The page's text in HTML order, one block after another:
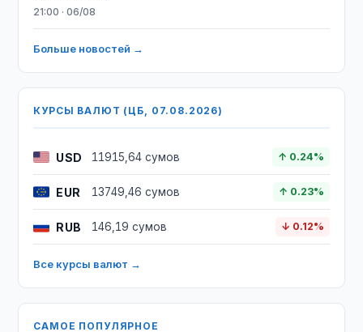
21:00 · 06/08
Больше новостей →
КУРСЫ ВАЛЮТ (ЦБ, 07.08.2026)
USD 11915,64 сумов ↑ 0.24%
EUR 13749,46 сумов ↑ 0.23%
RUB 146,19 сумов ↓ 0.12%
Все курсы валют →
САМОЕ ПОПУЛЯРНОЕ